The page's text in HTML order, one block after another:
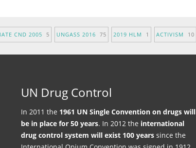
CND 2005 5 UNGASS 2016 75 2019 HLM 1 ACTIVISM 10
UN Drug Control
In 2011 the 1961 UN Single Convention on drugs will
be in place for 50 years. In 2012 the international
drug control system will exist 100 years since the